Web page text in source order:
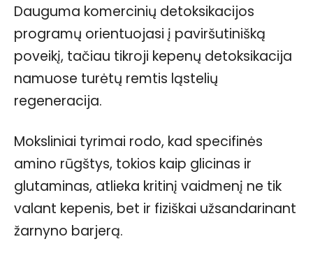
Dauguma komercinių detoksikacijos
programų orientuojasi į paviršutinišką
poveikį, tačiau tikroji kepenų detoksikacija
namuose turėtų remtis ląstelių
regeneracija.
Moksliniai tyrimai rodo, kad specifinės
amino rūgštys, tokios kaip glicinas ir
glutaminas, atlieka kritinį vaidmenį ne tik
valant kepenis, bet ir fiziškai užsandarinant
žarnyno barjerą.